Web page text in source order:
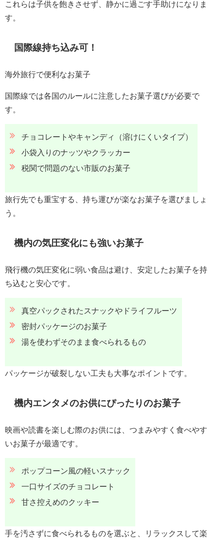
これらは子供を飽きさせず、静かに過ごす手助けになりま
す。
国際線持ち込み可！
海外旅行で便利なお菓子
国際線では各国のルールに注意したお菓子選びが必要で
す。
チョコレートやキャンディ（溶けにくいタイプ）
小袋入りのナッツやクラッカー
税関で問題のない市販のお菓子
旅行先でも重宝する、持ち運びが楽なお菓子を選びましょ
う。
機内の気圧変化にも強いお菓子
飛行機の気圧変化に弱い食品は避け、安定したお菓子を持
ち込むと安心です。
真空パックされたスナックやドライフルーツ
密封パッケージのお菓子
湯を使わずそのまま食べられるもの
パッケージが破裂しない工夫も大事なポイントです。
機内エンタメのお供にぴったりのお菓子
映画や読書を楽しむ際のお供には、つまみやすく食べやす
いお菓子が最適です。
ポップコーン風の軽いスナック
一口サイズのチョコレート
甘さ控えめのクッキー
手を汚さずに食べられるものを選ぶと、リラックスして楽